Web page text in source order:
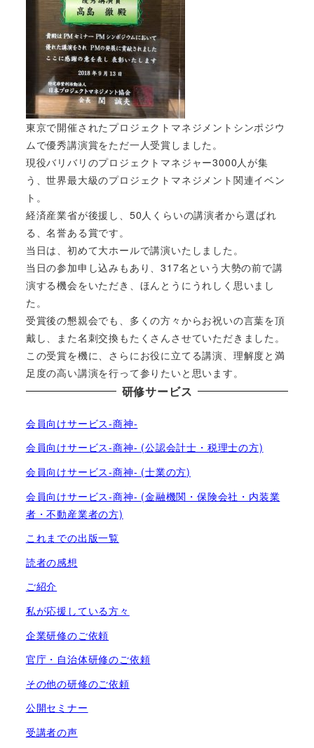
東京で開催されたプロジェクトマネジメントシンポジウ
ムで優秀講演賞をただ一人受賞しました。
現役バリバリのプロジェクトマネジャー3000人が集
う、世界最大級のプロジェクトマネジメント関連イベン
ト。
経済産業省が後援し、50人くらいの講演者から選ばれ
る、名誉ある賞です。
当日は、初めて大ホールで講演いたしました。
当日の参加申し込みもあり、317名という大勢の前で講
演する機会をいただき、ほんとうにうれしく思いまし
た。
受賞後の懇親会でも、多くの方々からお祝いの言葉を頂
戴し、また名刺交換もたくさんさせていただきました。
この受賞を機に、さらにお役に立てる講演、理解度と満
足度の高い講演を行って参りたいと思います。
研修サービス
会員向けサービス-商神-
会員向けサービス-商神- (公認会計士・税理士の方)
会員向けサービス-商神- (士業の方)
会員向けサービス-商神- (金融機関・保険会社・内装業
者・不動産業者の方)
これまでの出版一覧
読者の感想
ご紹介
私が応援している方々
企業研修のご依頼
官庁・自治体研修のご依頼
その他の研修のご依頼
公開セミナー
受講者の声